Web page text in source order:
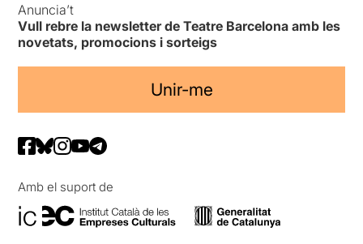
Anuncia’t
Vull rebre la newsletter de Teatre Barcelona amb les
novetats, promocions i sorteigs
Unir-me
Amb el suport de